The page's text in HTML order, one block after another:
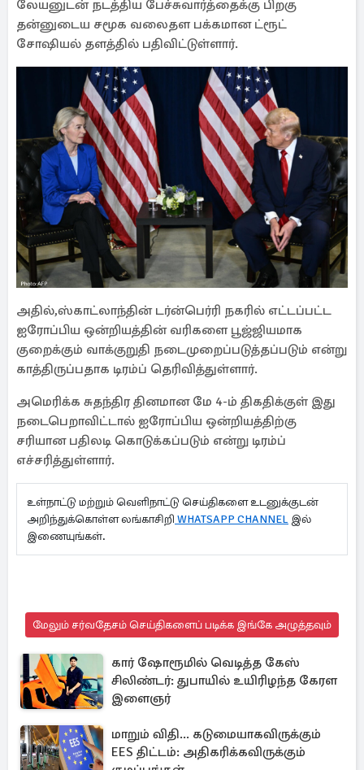
லேயனுடன் நடத்திய பேச்சுவார்த்தைக்கு பிறகு
தன்னுடைய சமூக வலைதள பக்கமான ட்ரூட்
சோஷியல் தளத்தில் பதிவிட்டுள்ளார்.
அதில்,ஸ்காட்லாந்தின் டர்ன்பெர்ரி நகரில் எட்டப்பட்ட
ஐரோப்பிய ஒன்றியத்தின் வரிகளை பூஜ்ஜியமாக
குறைக்கும் வாக்குறுதி நடைமுறைப்படுத்தப்படும் என்று
காத்திருப்பதாக டிரம்ப் தெரிவித்துள்ளார்.
அமெரிக்க சுதந்திர தினமான மே 4-ம் திகதிக்குள் இது
நடைபெறாவிட்டால் ஐரோப்பிய ஒன்றியத்திற்கு
சரியான பதிலடி கொடுக்கப்படும் என்று டிரம்ப்
எச்சரித்துள்ளார்.
உள்நாட்டு மற்றும் வெளிநாட்டு செய்திகளை உடனுக்குடன்
அறிந்துக்கொள்ள லங்காசிறி WHATSAPP CHANNEL இல்
இணையுங்கள்.
மேலும் சர்வதேசம் செய்திகளைப் படிக்க இங்கே அழுத்தவும்
கார் ஷோரூமில் வெடித்த கேஸ்
சிலிண்டர்: துபாயில் உயிரிழந்த கேரள
இளைஞர்
மாறும் விதி... கடுமையாகவிருக்கும்
EES திட்டம்: அதிகரிக்கவிருக்கும்